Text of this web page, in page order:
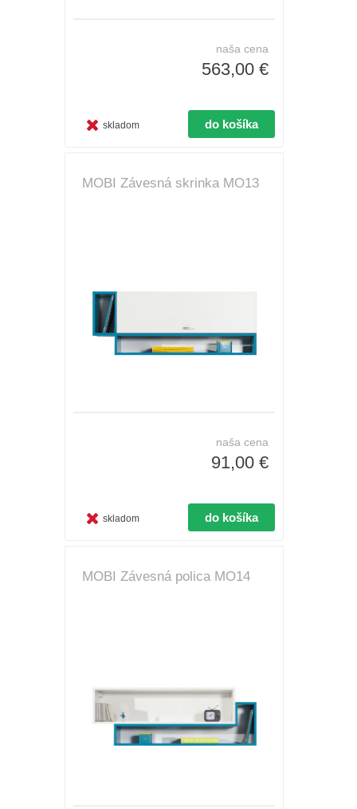
naša cena
563,00 €
skladom
MOBI Závesná skrinka MO13
naša cena
91,00 €
skladom
MOBI Závesná polica MO14